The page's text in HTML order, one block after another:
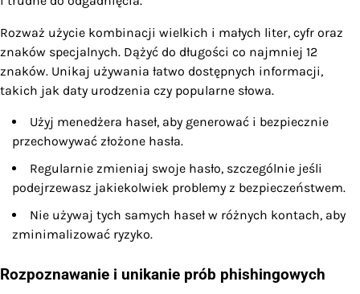
Rozważ użycie kombinacji wielkich i małych liter, cyfr oraz
znaków specjalnych. Dążyć do długości co najmniej 12
znaków. Unikaj używania łatwo dostępnych informacji,
takich jak daty urodzenia czy popularne słowa.
Użyj menedżera haseł, aby generować i bezpiecznie
przechowywać złożone hasła.
Regularnie zmieniaj swoje hasło, szczególnie jeśli
podejrzewasz jakiekolwiek problemy z bezpieczeństwem.
Nie używaj tych samych haseł w różnych kontach, aby
zminimalizować ryzyko.
Rozpoznawanie i unikanie prób phishingowych